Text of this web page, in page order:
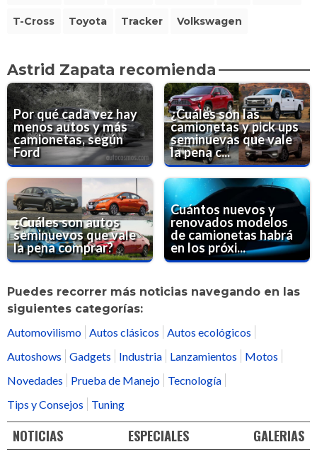
T-Cross Toyota Tracker Volkswagen
Astrid Zapata recomienda
Por qué cada vez hay
menos autos y más
camionetas, según
Ford
¿Cuáles son las
camionetas y pick ups
seminuevas que vale
la pena c...
¿Cuáles son autos
seminuevos que vale
la pena comprar?
Cuántos nuevos y
renovados modelos
de camionetas habrá
en los próxi...
Puedes recorrer más noticias navegando en las
siguientes categorías:
Automovilismo Autos clásicos
Autos ecológicos
Autoshows
Gadgets Industria Lanzamientos
Motos
Novedades
Prueba de Manejo
Tecnología
Tips y Consejos
Tuning
NOTICIAS ESPECIALES GALERIAS